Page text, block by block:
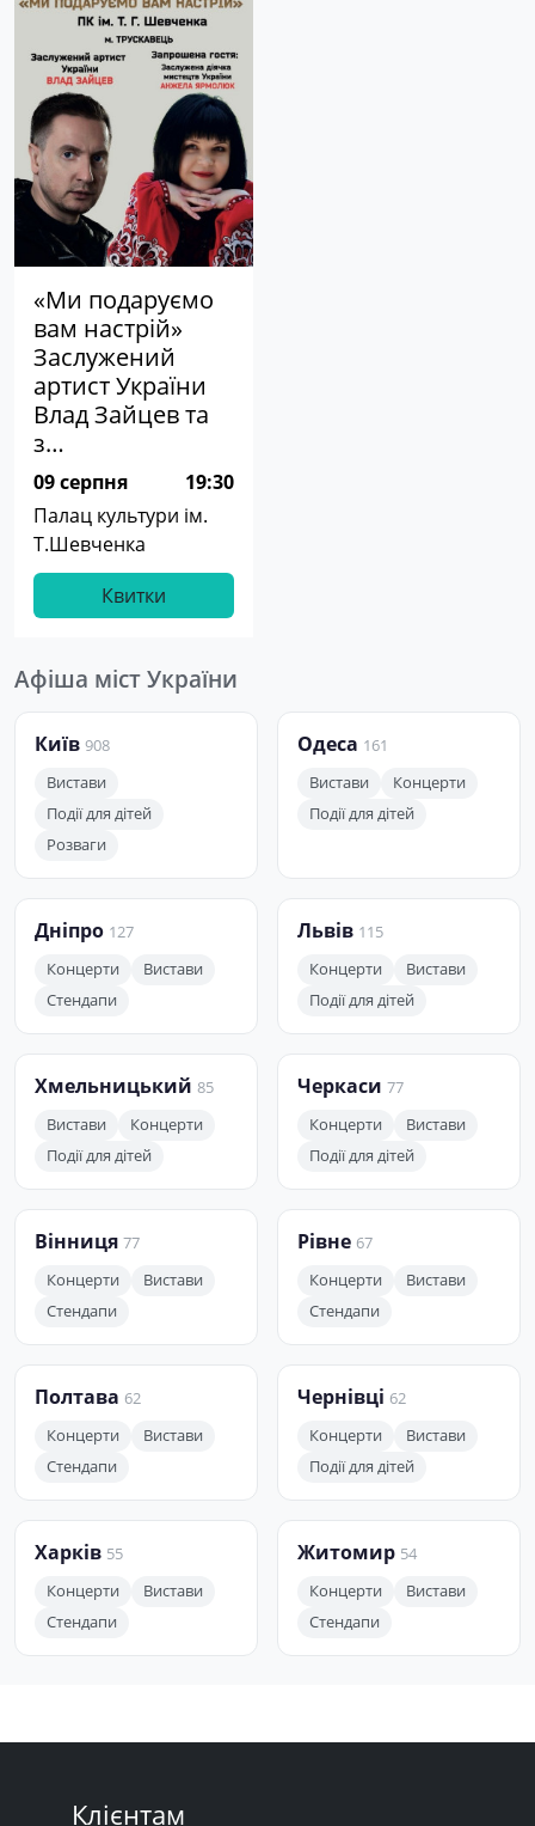
«Ми подаруємо
вам настрій»
Заслужений
артист України
Влад Зайцев та
з…
09 серпня
19:30
Палац культури ім.
Т.Шевченка
Квитки
Афіша міст України
Київ 908
Вистави
Події для дітей
Розваги
Одеса 161
Вистави
Концерти
Події для дітей
Дніпро 127
Концерти
Вистави
Стендапи
Львів 115
Концерти
Вистави
Події для дітей
Хмельницький 85
Вистави
Концерти
Події для дітей
Черкаси 77
Концерти
Вистави
Події для дітей
Вінниця 77
Концерти
Вистави
Стендапи
Рівне 67
Концерти
Вистави
Стендапи
Полтава 62
Концерти
Вистави
Стендапи
Чернівці 62
Концерти
Вистави
Події для дітей
Харків 55
Концерти
Вистави
Стендапи
Житомир 54
Концерти
Вистави
Стендапи
Клієнтам